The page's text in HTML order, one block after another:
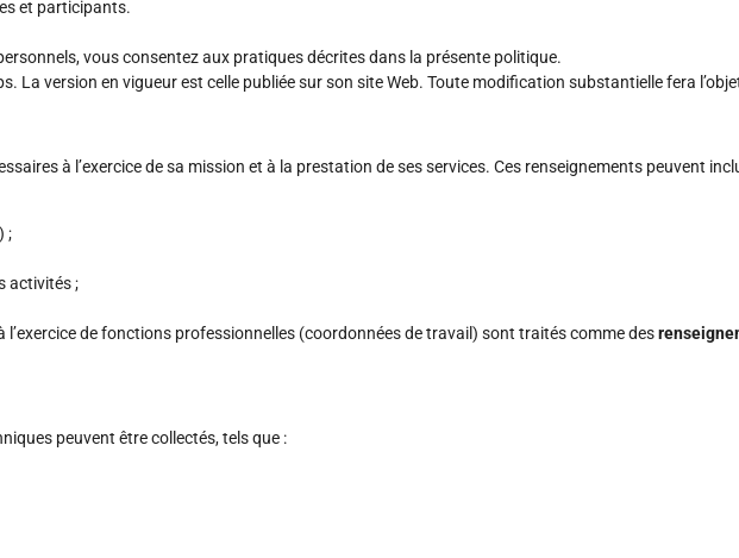
et participants.
vous consentez aux pratiques décrites dans la présente politique.
La version en vigueur est celle publiée sur son site Web. Toute modification substantielle fera
à l’exercice de sa mission et à la prestation de ses services. Ces renseignements peuvent
;
activités ;
de fonctions professionnelles (coordonnées de travail) sont traités comme des
peuvent être collectés, tels que :